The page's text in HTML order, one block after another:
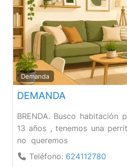
Demanda
DEMANDA
BRENDA. Busco
13 años , tenemos una
no queremos
Teléfono: 624112780